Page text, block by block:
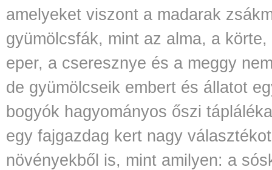
amelyeket viszont a madarak
gyümölcsfák, mint az alma, a
eper, a cseresznye és a meggy
de gyümölcseik embert és állatot
bogyók hagyományos őszi
egy fajgazdag kert nagy
növényekből is, mint amilyen: a